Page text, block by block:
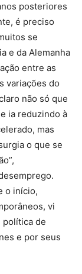
posteriores
é preciso
se
e da Alemanha
entre as
variações do
não só que
ia reduzindo à
mas
o que se
o início,
vi
política de
e por seus